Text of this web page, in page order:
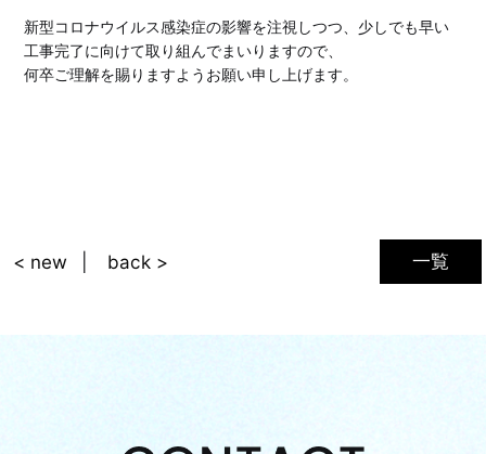
新型コロナウイルス感染症の影響を注視しつつ、少しでも早い
工事完了に向けて取り組んでまいりますので、
何卒ご理解を賜りますようお願い申し上げます。
一覧
< new back >